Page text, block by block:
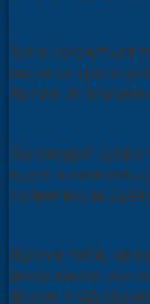
…
Хочу коснуться
меня от
…
Ты сердит,
вдох и нежное
…
Кроме тебя,
фееричное